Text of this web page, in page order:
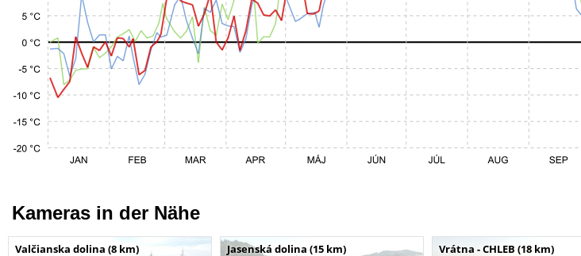
Kameras in der Nähe
Valčianska dolina (8 km) Jasenská dolina (15 km) Vrátna - CHLEB (18 km)